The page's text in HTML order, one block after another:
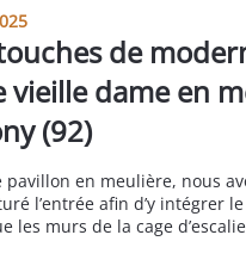
un bien immobilier,
son apparence. Grâce
globale comprenant le
de
vieille dame en
(92)
pavillon en meulière, nous
l’entrée afin d’y intégrer
les murs de la cage